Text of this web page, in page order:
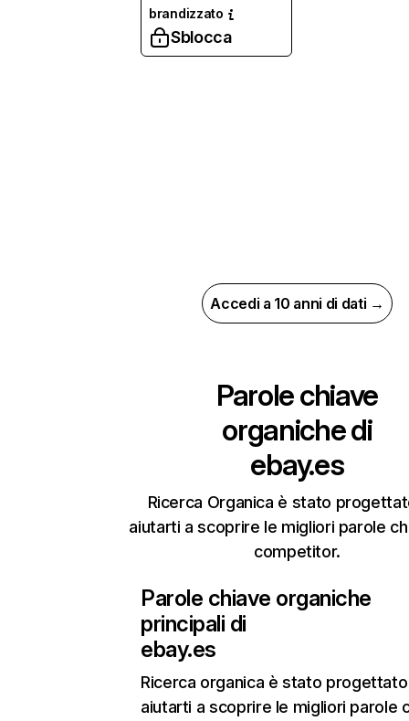
brandizzato
Sblocca
Accedi a 10 anni di dati →
Parole chiave
organiche di
ebay.es
Ricerca Organica è stato
aiutarti a scoprire le migliori parole
competitor.
Parole chiave organiche
principali di
ebay.es
Ricerca organica è stato
aiutarti a scoprire le migliori parole